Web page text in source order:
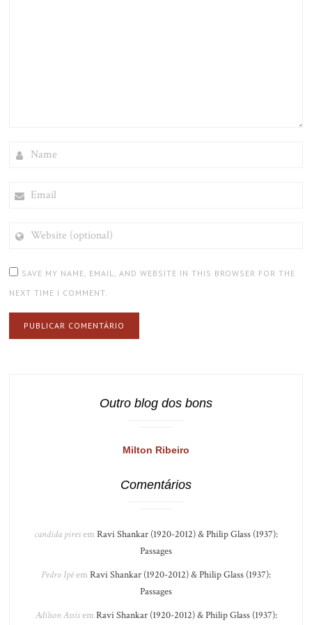
(OPTIONAL)
SAVE MY NAME, EMAIL, AND WEBSITE IN THIS BROWSER FOR THE
NEXT TIME I COMMENT.
Outro blog dos bons
Milton Ribeiro
Comentários
candida piresem Ravi Shankar (1920-2012) & Philip Glass (1937):
Passages
Pedro Ipêem Ravi Shankar (1920-2012) & Philip Glass (1937):
Passages
Adilson Assisem Ravi Shankar (1920-2012) & Philip Glass (1937):